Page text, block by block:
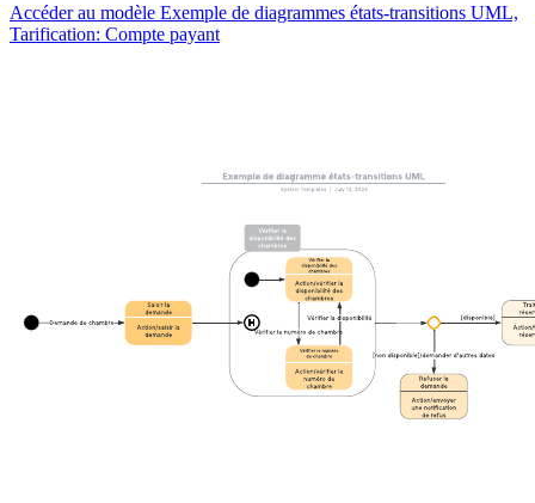
Accéder au modèle Exemple de diagrammes états-transitions UML,
Tarification: Compte payant